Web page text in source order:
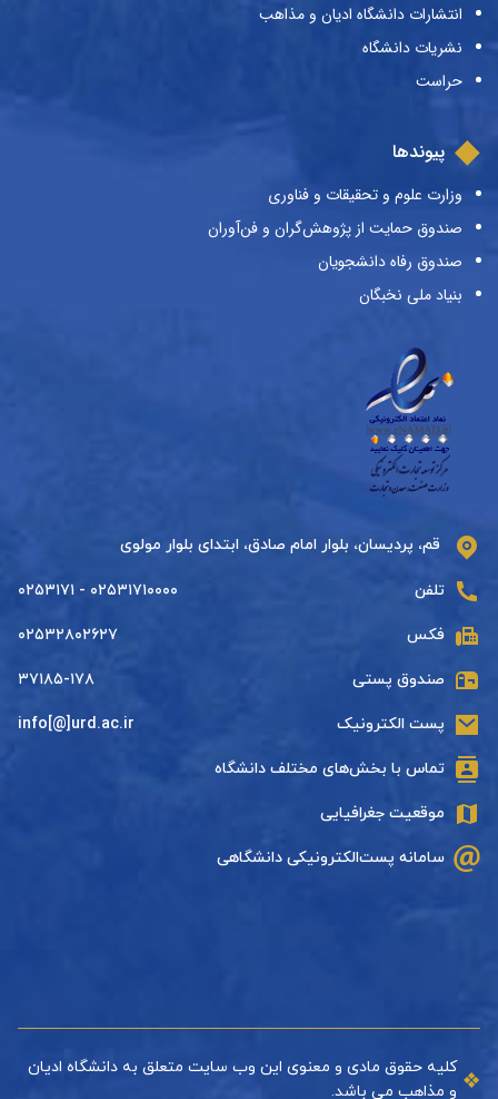
انتشارات دانشگاه ادیان و مذاهب
نشریات دانشگاه
حراست
پیوندها
وزارت علوم و تحقیقات و فناوری
صندوق حمایت از پژوهش‌گران و فن‌آوران
صندوق رفاه دانشجویان
بنیاد ملی نخبگان
قم، پردیسان، بلوار امام صادق، ابتدای بلوار مولوی
تلفن ۰۲۵۳۱۷۱۰۰۰۰ - ۰۲۵۳۱۷۱
فکس ۰۲۵۳۲۸۰۲۶۲۷
صندوق پستی ۳۷۱۸۵-۱۷۸
پست الکترونیک info[@]urd.ac.ir
تماس با بخش‌های مختلف دانشگاه
موقعیت جغرافیایی
سامانه پست‌الکترونیکی دانشگاهی
کلیه حقوق مادی و معنوی این وب سایت متعلق به دانشگاه ادیان
و مذاهب می باشد.